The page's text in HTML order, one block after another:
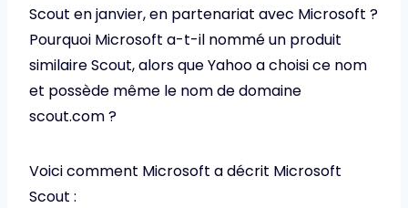
Scout en janvier, en partenariat avec Microsoft ?
Pourquoi Microsoft a-t-il nommé un produit
similaire Scout, alors que Yahoo a choisi ce nom
et possède même le nom de domaine
scout.com ?
Voici comment Microsoft a décrit Microsoft
Scout :